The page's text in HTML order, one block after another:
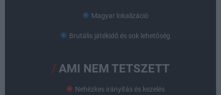
Magyar lokalizáció
Brutális játékidő és sok lehetőség
AMI NEM TETSZETT
Nehézkes irányítás és kezelés